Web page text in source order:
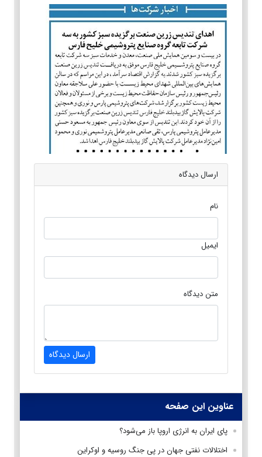
ارسال دیدگاه
نام
ایمیل
متن دیدگاه
ارسال دیدگاه
عناوین این صفحه
پای ایران به انرژی اروپا باز می‌شود؟
اختلالات نفتی جهان در پی جنگ روسیه و اوکراین